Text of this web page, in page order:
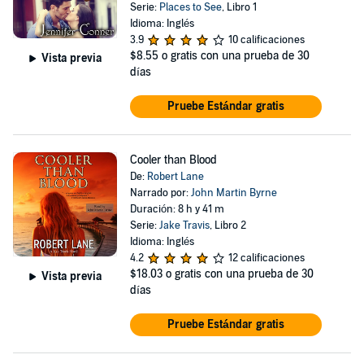
Vista previa
Serie: Places to See, Libro 1
Idioma: Inglés
3.9
10 calificaciones
$8.55 o gratis con una prueba de 30
días
Pruebe Estándar gratis
Vista previa
Cooler than Blood
De: Robert Lane
Narrado por:John Martin Byrne
Duración: 8 h y 41 m
Serie:Jake Travis, Libro 2
Idioma: Inglés
4.2
12 calificaciones
$18.03 o gratis con una prueba de 30
días
Pruebe Estándar gratis